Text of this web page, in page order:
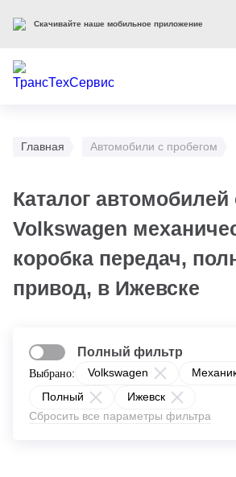
Главная Автомобили с пробегом
Каталог автомобилей
Volkswagen
коробка передач,
привод, в Ижевске
Выбрано: Volkswagen
Полный
Ижевск
Сбросить все параметры фильтра
Полный фильтр
Скачивайте наше мобильное приложение